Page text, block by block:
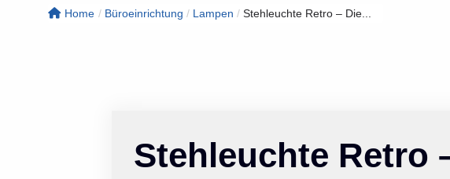
Home / Büroeinrichtung / Lampen / Stehleuchte Retro – Die...
Stehleuchte Retro